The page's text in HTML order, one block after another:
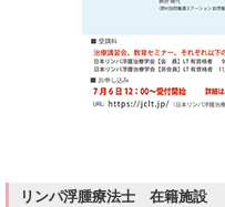
リンパ浮腫療法士 在籍施設